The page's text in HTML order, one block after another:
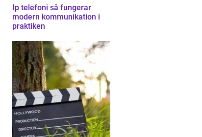
Ip telefoni så fungerar
modern kommunikation i
praktiken